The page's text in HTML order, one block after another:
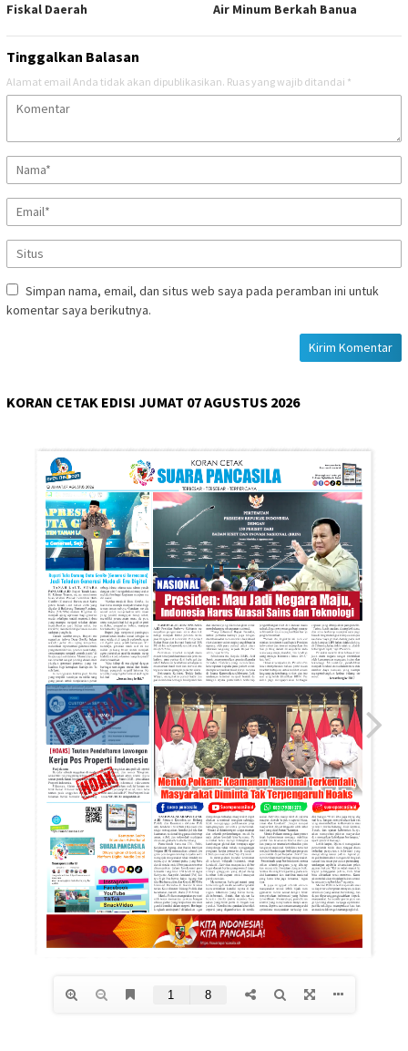
Fiskal Daerah
Air Minum Berkah Banua
Tinggalkan Balasan
Alamat email Anda tidak akan dipublikasikan. Ruas yang wajib ditandai *
Simpan nama, email, dan situs web saya pada peramban ini untuk
komentar saya berikutnya.
KORAN CETAK EDISI JUMAT 07 AGUSTUS 2026